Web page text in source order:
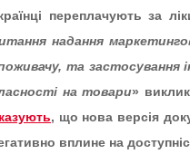
переплачують за
надання
та застосування
на товари»
, що нова версія
вплине на